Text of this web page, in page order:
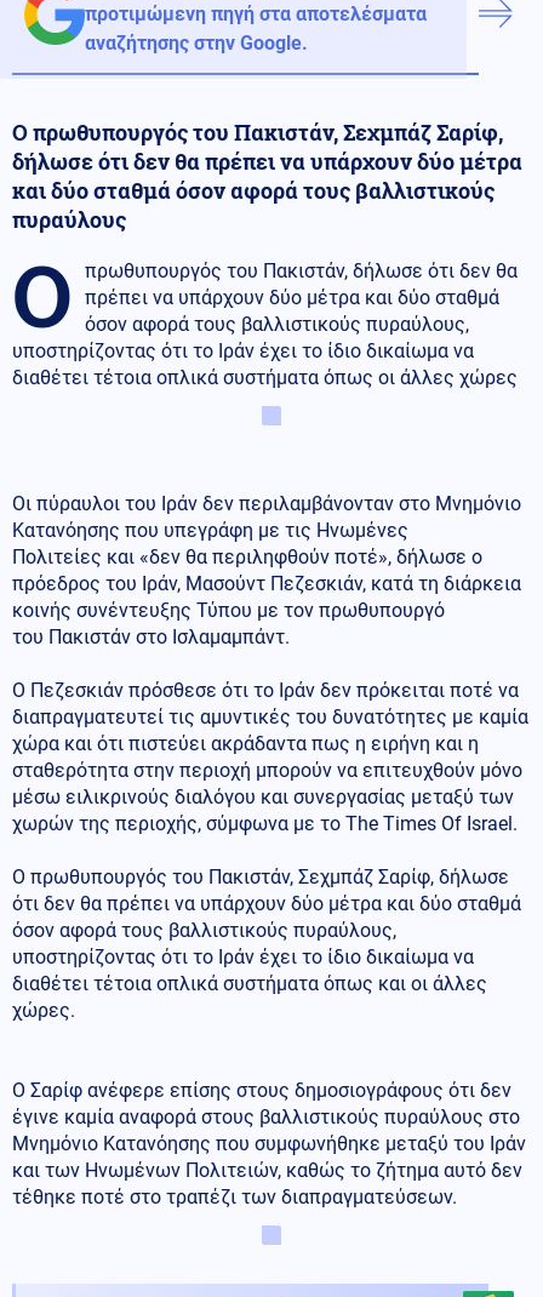
προτιμώμενη πηγή στα αποτελέσματα
αναζήτησης στην Google.
Ο πρωθυπουργός του Πακιστάν, Σεχμπάζ Σαρίφ,
δήλωσε ότι δεν θα πρέπει να υπάρχουν δύο μέτρα
και δύο σταθμά όσον αφορά τους βαλλιστικούς
πυραύλους
Ο
πρωθυπουργός του Πακιστάν, δήλωσε ότι δεν θα
πρέπει να υπάρχουν δύο μέτρα και δύο σταθμά
όσον αφορά τους βαλλιστικούς πυραύλους,
υποστηρίζοντας ότι το Ιράν έχει το ίδιο δικαίωμα να
διαθέτει τέτοια οπλικά συστήματα όπως οι άλλες χώρες
Οι πύραυλοι του Ιράν δεν περιλαμβάνονταν στο Μνημόνιο
Κατανόησης που υπεγράφη με τις Ηνωμένες
Πολιτείες και «δεν θα περιληφθούν ποτέ», δήλωσε ο
πρόεδρος του Ιράν, Μασούντ Πεζεσκιάν, κατά τη διάρκεια
κοινής συνέντευξης Τύπου με τον πρωθυπουργό
του Πακιστάν στο Ισλαμαμπάντ.
Ο Πεζεσκιάν πρόσθεσε ότι το Ιράν δεν πρόκειται ποτέ να
διαπραγματευτεί τις αμυντικές του δυνατότητες με καμία
χώρα και ότι πιστεύει ακράδαντα πως η ειρήνη και η
σταθερότητα στην περιοχή μπορούν να επιτευχθούν μόνο
μέσω ειλικρινούς διαλόγου και συνεργασίας μεταξύ των
χωρών της περιοχής, σύμφωνα με το The Times Of Israel.
Ο πρωθυπουργός του Πακιστάν, Σεχμπάζ Σαρίφ, δήλωσε
ότι δεν θα πρέπει να υπάρχουν δύο μέτρα και δύο σταθμά
όσον αφορά τους βαλλιστικούς πυραύλους,
υποστηρίζοντας ότι το Ιράν έχει το ίδιο δικαίωμα να
διαθέτει τέτοια οπλικά συστήματα όπως και οι άλλες
χώρες.
Ο Σαρίφ ανέφερε επίσης στους δημοσιογράφους ότι δεν
έγινε καμία αναφορά στους βαλλιστικούς πυραύλους στο
Μνημόνιο Κατανόησης που συμφωνήθηκε μεταξύ του Ιράν
και των Ηνωμένων Πολιτειών, καθώς το ζήτημα αυτό δεν
τέθηκε ποτέ στο τραπέζι των διαπραγματεύσεων.